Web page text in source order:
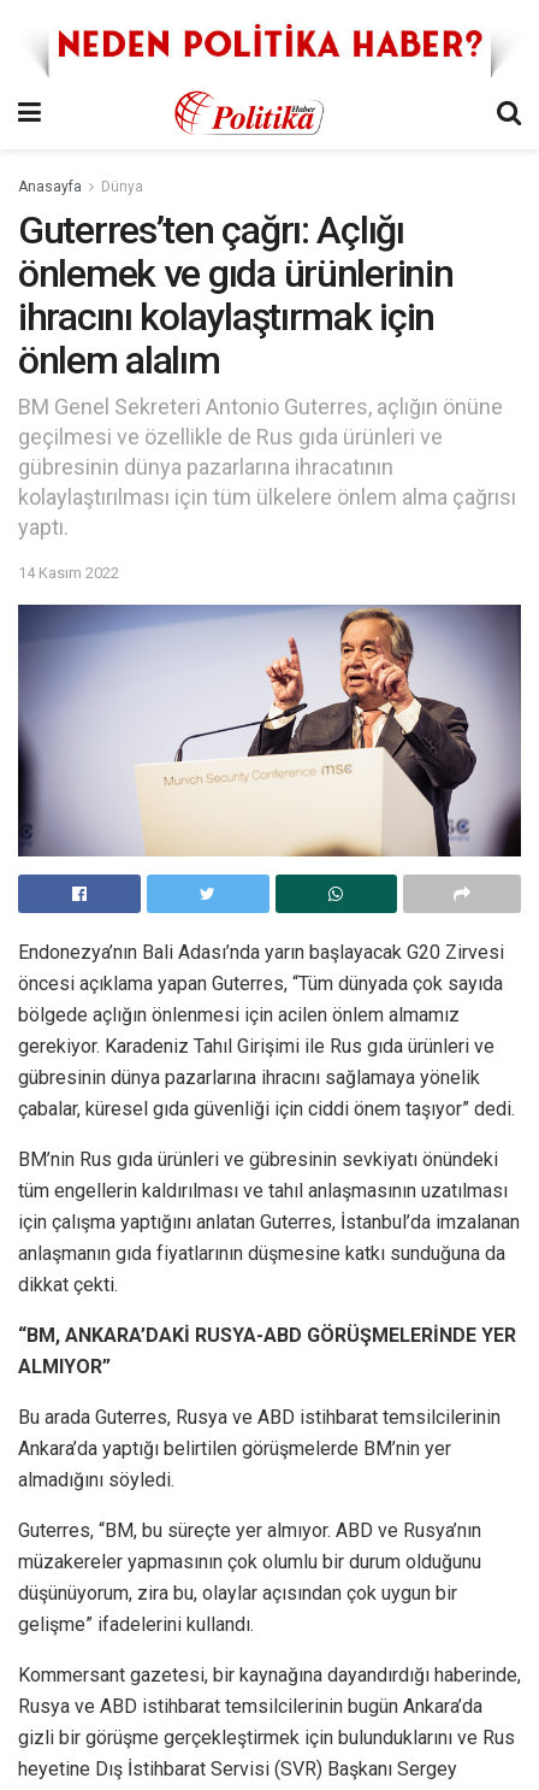
Anasayfa Dünya
Guterres’ten çağrı: Açlığı
önlemek ve gıda ürünlerinin
ihracını kolaylaştırmak için
önlem alalım
BM Genel Sekreteri Antonio Guterres, açlığın önüne
geçilmesi ve özellikle de Rus gıda ürünleri ve
gübresinin dünya pazarlarına ihracatının
kolaylaştırılması için tüm ülkelere önlem alma çağrısı
yaptı.
14 Kasım 2022
Endonezya’nın Bali Adası’nda yarın başlayacak G20 Zirvesi
öncesi açıklama yapan Guterres, “Tüm dünyada çok sayıda
bölgede açlığın önlenmesi için acilen önlem almamız
gerekiyor. Karadeniz Tahıl Girişimi ile Rus gıda ürünleri ve
gübresinin dünya pazarlarına ihracını sağlamaya yönelik
çabalar, küresel gıda güvenliği için ciddi önem taşıyor” dedi.
BM’nin Rus gıda ürünleri ve gübresinin sevkiyatı önündeki
tüm engellerin kaldırılması ve tahıl anlaşmasının uzatılması
için çalışma yaptığını anlatan Guterres, İstanbul’da imzalanan
anlaşmanın gıda fiyatlarının düşmesine katkı sunduğuna da
dikkat çekti.
“BM, ANKARA’DAKİ RUSYA-ABD GÖRÜŞMELERİNDE YER
ALMIYOR”
Bu arada Guterres, Rusya ve ABD istihbarat temsilcilerinin
Ankara’da yaptığı belirtilen görüşmelerde BM’nin yer
almadığını söyledi.
Guterres, “BM, bu süreçte yer almıyor. ABD ve Rusya’nın
müzakereler yapmasının çok olumlu bir durum olduğunu
düşünüyorum, zira bu, olaylar açısından çok uygun bir
gelişme” ifadelerini kullandı.
Kommersant gazetesi, bir kaynağına dayandırdığı haberinde,
Rusya ve ABD istihbarat temsilcilerinin bugün Ankara’da
gizli bir görüşme gerçekleştirmek için bulunduklarını ve Rus
heyetine Dış İstihbarat Servisi (SVR) Başkanı Sergey